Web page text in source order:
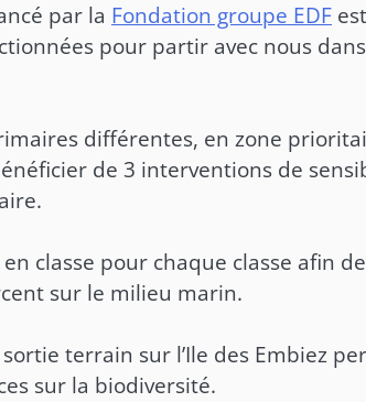
par la Fondation groupe EDF
pour partir avec nous
différentes, en zone
de 3 interventions de
classe pour chaque classe afin
sur le milieu marin.
terrain sur l’Ile des Embiez
sur la biodiversité.